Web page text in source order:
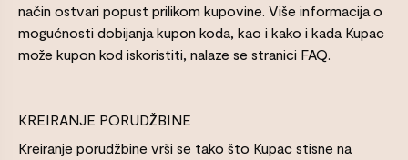
način ostvari popust prilikom kupovine. Više informacija o
mogućnosti dobijanja kupon koda, kao i kako i kada Kupac
može kupon kod iskoristiti, nalaze se stranici FAQ.
KREIRANJE PORUDŽBINE
Kreiranje porudžbine vrši se tako što Kupac stisne na